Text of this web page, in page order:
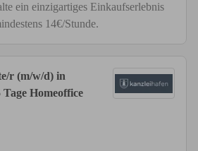
ein einzigartiges Einkaufserlebnis
14€/Stunde.
r (m/w/d) in
Homeoffice